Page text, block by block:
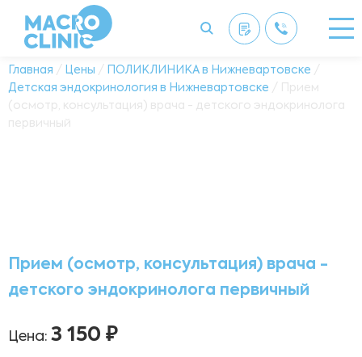
Главная / Цены / ПОЛИКЛИНИКА в Нижневартовске /
Детская эндокринология в Нижневартовске / Прием
(осмотр, консультация) врача - детского эндокринолога
первичный
Прием (осмотр, консультация) врача -
детского эндокринолога первичный
Цена: 3 150 ₽